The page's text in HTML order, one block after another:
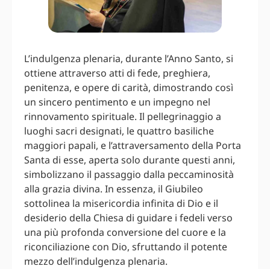
L’indulgenza plenaria, durante l’Anno Santo, si
ottiene attraverso atti di fede, preghiera,
penitenza, e opere di carità, dimostrando così
un sincero pentimento e un impegno nel
rinnovamento spirituale. Il pellegrinaggio a
luoghi sacri designati, le quattro basiliche
maggiori papali, e l’attraversamento della Porta
Santa di esse, aperta solo durante questi anni,
simbolizzano il passaggio dalla peccaminosità
alla grazia divina. In essenza, il Giubileo
sottolinea la misericordia infinita di Dio e il
desiderio della Chiesa di guidare i fedeli verso
una più profonda conversione del cuore e la
riconciliazione con Dio, sfruttando il potente
mezzo dell’indulgenza plenaria.